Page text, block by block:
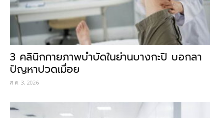
3 คลินิกกายภาพบำบัดในย่านบางกะปิ บอกลา
ปัญหาปวดเมื่อย
ส.ค. 3, 2026